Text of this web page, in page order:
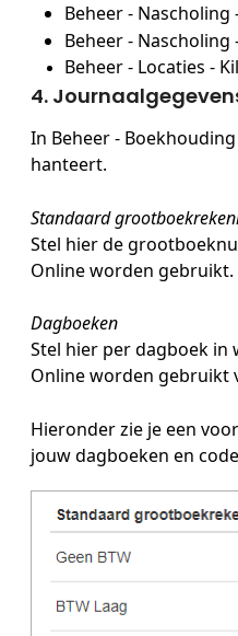
Beheer - Nascholing
Beheer -
Beheer - Locaties -
4.
In Beheer -
hanteert.
Standaard
Stel hier de
Online worden gebruikt.
Dagboeken
Stel hier per dagboek
Online worden gebruikt
Hieronder zie je een
jouw dagboeken en